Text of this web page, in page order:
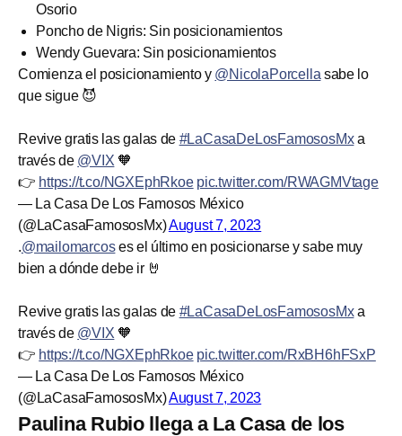
Osorio
Poncho de Nigris: Sin posicionamientos
Wendy Guevara: Sin posicionamientos
Comienza el posicionamiento y @NicolaPorcella sabe lo
que sigue 😈
Revive gratis las galas de #LaCasaDeLosFamososMxa
través de @VIX 🧡
👉 https://t.co/NGXEphRkoe pic.twitter.com/RWAGMVtage
— La Casa De Los Famosos México
(@LaCasaFamososMx)August 7, 2023
.@mailomarcoses el último en posicionarse y sabe muy
bien a dónde debe ir 🤘
Revive gratis las galas de #LaCasaDeLosFamososMxa
través de @VIX 🧡
👉 https://t.co/NGXEphRkoe pic.twitter.com/RxBH6hFSxP
— La Casa De Los Famosos México
(@LaCasaFamososMx)August 7, 2023
Paulina Rubio llega a La Casa de los